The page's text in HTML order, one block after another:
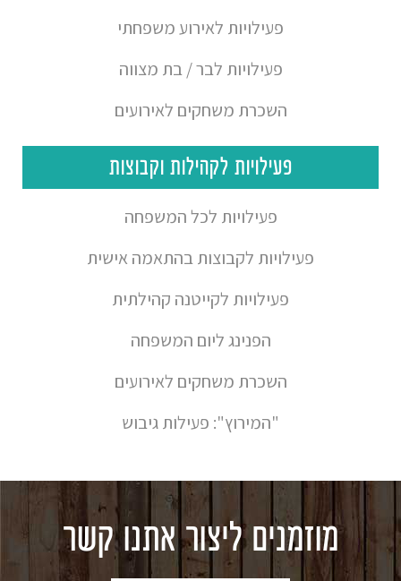
פעילויות לאירוע משפחתי
פעילויות לבר / בת מצווה
השכרת משחקים לאירועים
פעילויות לקהילות וקבוצות
פעילויות לכל המשפחה
פעילויות לקבוצות בהתאמה אישית
פעילויות לקייטנה קהילתית
הפנינג ליום המשפחה
השכרת משחקים לאירועים
"המירוץ": פעילות גיבוש
מוזמנים ליצור אתנו קשר